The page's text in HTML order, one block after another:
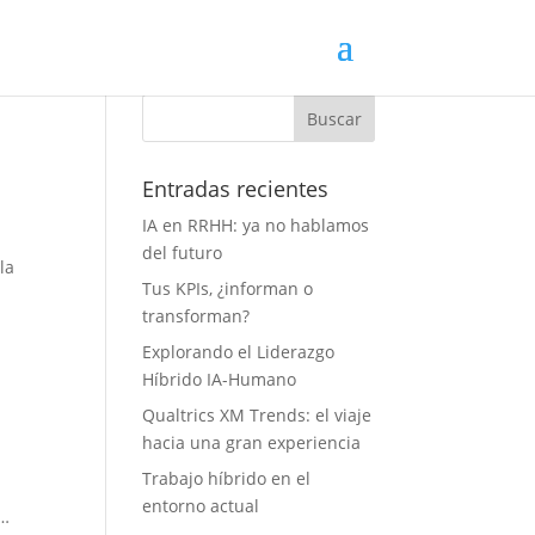
Entradas recientes
IA en RRHH: ya no hablamos
del futuro
Tus KPIs, ¿informan o
transforman?
Explorando el Liderazgo
Híbrido IA-Humano
Qualtrics XM Trends: el viaje
hacia una gran experiencia
Trabajo híbrido en el
entorno actual